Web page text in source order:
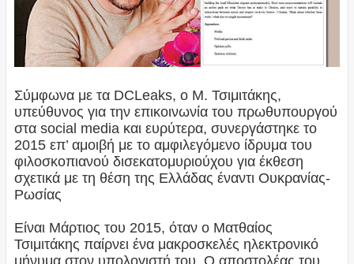
Σύμφωνα με τα DCLeaks, ο Μ. Τσιμιτάκης,
υπεύθυνος για την επικοινωνία του πρωθυπουργού
στα social media και ευρύτερα, συνεργάστηκε το
2015 επ’ αμοιβή με το αμφιλεγόμενο ίδρυμα του
φιλοσκοπιανού δισεκατομυριούχου για έκθεση
σχετικά με τη θέση της Ελλάδας έναντι Ουκρανίας-
Ρωσίας
Είναι Μάρτιος του 2015, όταν ο Ματθαίος
Τσιμιτάκης παίρνει ένα μακροσκελές ηλεκτρονικό
μήνυμα στον υπολογιστή του. Ο αποστολέας του